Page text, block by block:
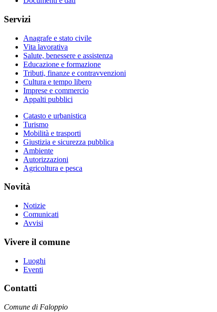
Servizi
Anagrafe e stato civile
Vita lavorativa
Salute, benessere e assistenza
Educazione e formazione
Tributi, finanze e contravvenzioni
Cultura e tempo libero
Imprese e commercio
Appalti pubblici
Catasto e urbanistica
Turismo
Mobilità e trasporti
Giustizia e sicurezza pubblica
Ambiente
Autorizzazioni
Agricoltura e pesca
Novità
Notizie
Comunicati
Avvisi
Vivere il comune
Luoghi
Eventi
Contatti
Comune di Faloppio